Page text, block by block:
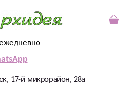
17-й микрорайон, 28а